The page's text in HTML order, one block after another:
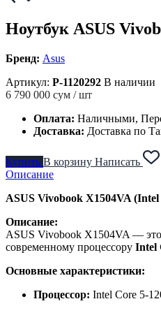
Ноутбук ASUS
Бренд: Asus
Артикул: P-1120292 В наличии
6 790 000 сум / шт
Оплата: Наличными,
Доставка: Доставка по
Купить В корзину Написать
Описание
ASUS Vivobook X1504VA
Описание:
ASUS Vivobook X1504VA — это
современному процессору Intel
Основные характеристики:
Процессор: Intel Core 5-